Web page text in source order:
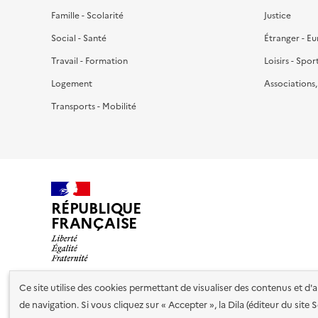
Ce site utilise des cookies permettant de visualiser des contenus et
de navigation. Si vous cliquez sur « Accepter », la Dila (éditeur du site
Famille - Scolarité
Social - Santé
Travail - Formation
Logement
Transports - Mobilité
Justice
Étranger -
Loisirs -
RÉPUBLIQUE
FRANÇAISE